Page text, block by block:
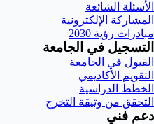
الأسئلة الشائعة
المشاركة الإلكترونية
مبادرات رؤية 2030
التسجيل في الجامعة
القبول في الجامعة
التقويم الأكاديمي
الخطط الدراسية
التحقق من وثيقة التخرج
دعم فني